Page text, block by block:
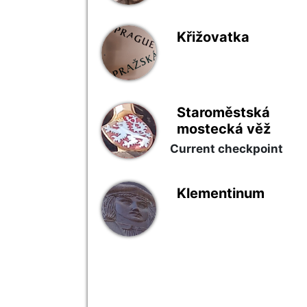
Křižovatka
Staroměstská
mostecká věž
Current checkpoint
Klementinum